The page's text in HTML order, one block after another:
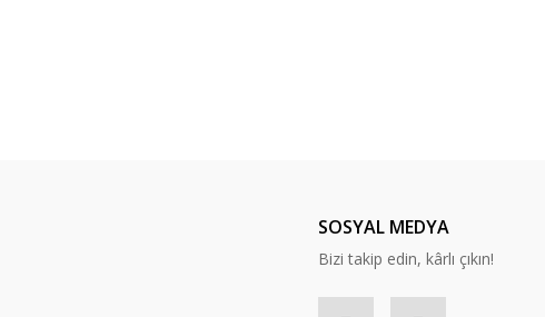
SOSYAL MEDYA
Bizi takip edin, kârlı çıkın!